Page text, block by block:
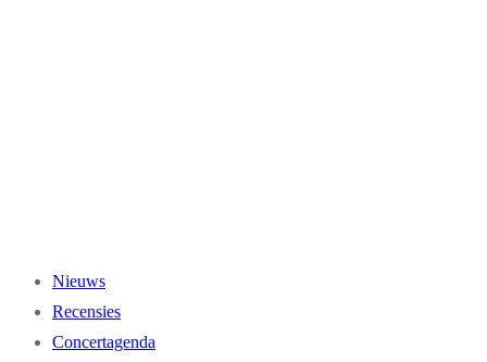
Nieuws
Recensies
Concertagenda